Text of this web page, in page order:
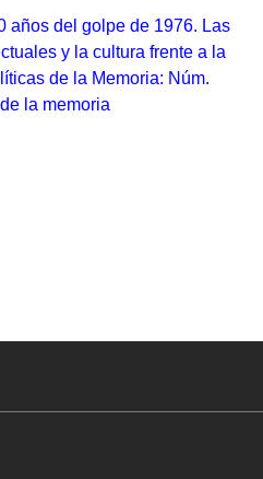
años del golpe de 1976. Las
y la cultura frente a la
de la Memoria: Núm.
la memoria